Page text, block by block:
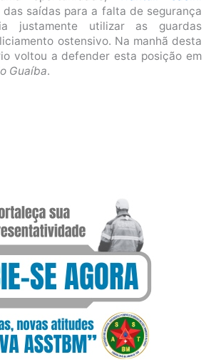
das saídas para a falta de segurança
justamente utilizar as guardas
ostensivo. Na manhã desta
voltou a defender esta posição em
Guaíba.